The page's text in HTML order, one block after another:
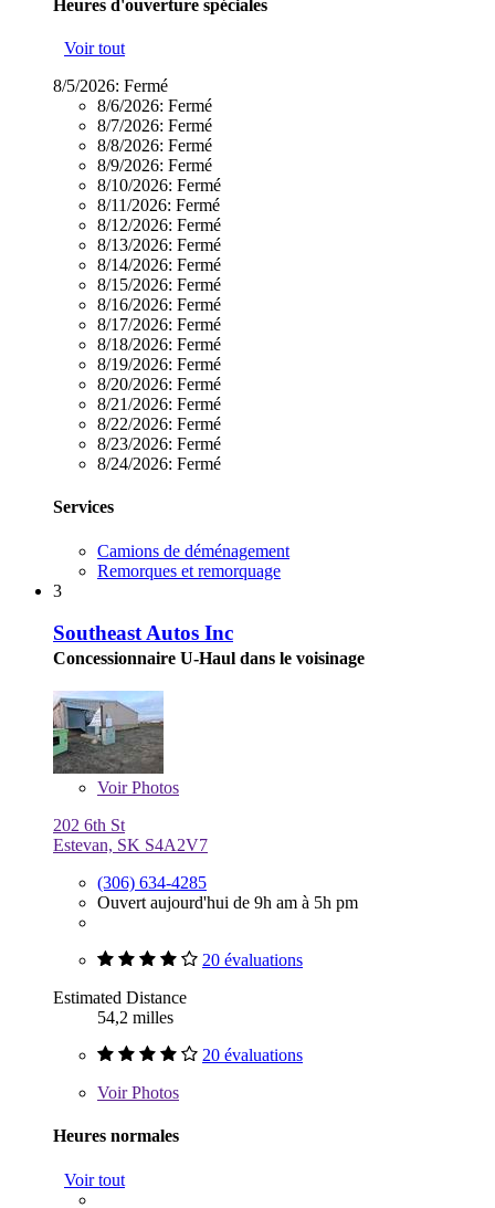
Heures d'ouverture spéciales
Voir tout
8/5/2026: Fermé
8/6/2026: Fermé
8/7/2026: Fermé
8/8/2026: Fermé
8/9/2026: Fermé
8/10/2026: Fermé
8/11/2026: Fermé
8/12/2026: Fermé
8/13/2026: Fermé
8/14/2026: Fermé
8/15/2026: Fermé
8/16/2026: Fermé
8/17/2026: Fermé
8/18/2026: Fermé
8/19/2026: Fermé
8/20/2026: Fermé
8/21/2026: Fermé
8/22/2026: Fermé
8/23/2026: Fermé
8/24/2026: Fermé
Services
Camions de déménagement
Remorques et remorquage
3
Southeast Autos Inc
Concessionnaire U-Haul dans le voisinage
VoirPhotos
202 6th St
Estevan, SK S4A2V7
(306) 634-4285
Ouvert aujourd'hui de 9h am à 5h pm
20 évaluations
Estimated Distance
54,2 milles
20 évaluations
VoirPhotos
Heures normales
Voir tout